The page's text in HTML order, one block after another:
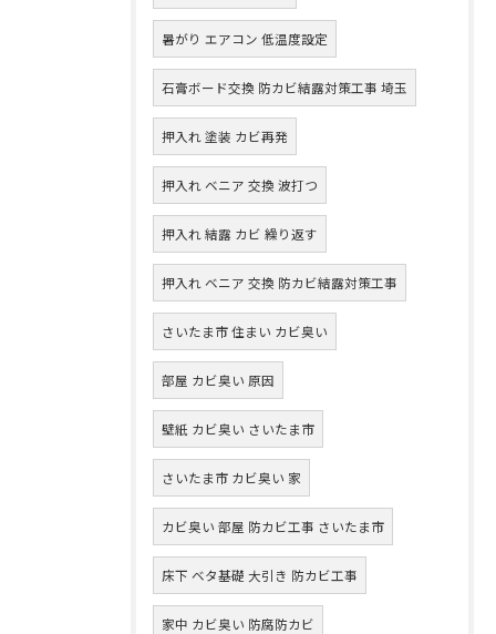
暑がり エアコン 低温度設定
石膏ボード交換 防カビ結露対策工事 埼玉
押入れ 塗装 カビ再発
押入れ ベニア 交換 波打つ
押入れ 結露 カビ 繰り返す
押入れ ベニア 交換 防カビ結露対策工事
さいたま市 住まい カビ臭い
部屋 カビ臭い 原因
壁紙 カビ臭い さいたま市
さいたま市 カビ臭い 家
カビ臭い 部屋 防カビ工事 さいたま市
床下 ベタ基礎 大引き 防カビ工事
家中 カビ臭い 防腐防カビ